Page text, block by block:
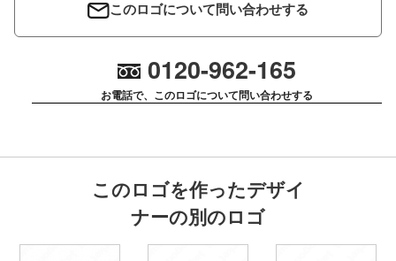
このロゴについて問い合わせする
0120-962-165
お電話で、このロゴについて問い合わせする
このロゴを作ったデザイ
ナーの別のロゴ